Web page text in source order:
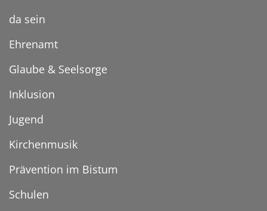
da sein
Ehrenamt
Glaube & Seelsorge
Inklusion
Jugend
Kirchenmusik
Prävention im Bistum
Schulen